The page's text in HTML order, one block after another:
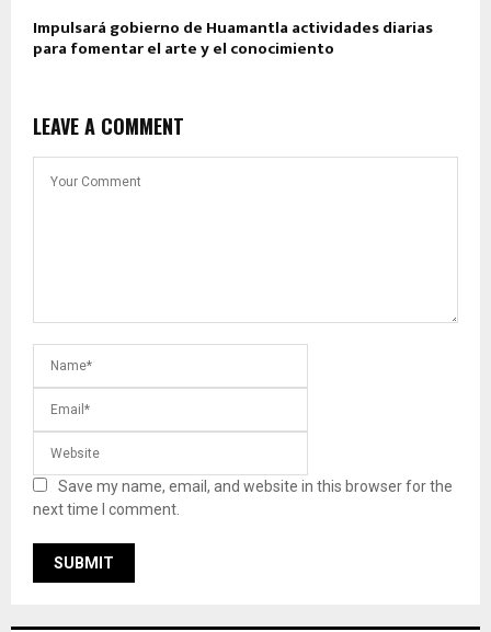
Impulsará gobierno de Huamantla actividades diarias
para fomentar el arte y el conocimiento
LEAVE A COMMENT
Save my name, email, and website in this browser for the
next time I comment.